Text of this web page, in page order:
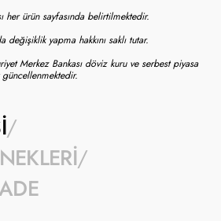
her ürün sayfasında belirtilmektedir.
değişiklik yapma hakkını saklı tutar.
Merkez Bankası döviz kuru ve serbest piyasa
güncellenmektedir.